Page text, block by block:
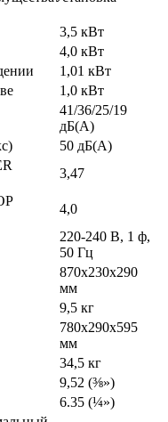
3,5 кВт
4,0 кВт
1,01 кВт
1,0 кВт
41/36/25/19
дБ(А)
50 дБ(А)
3,47
4,0
220-240 В, 1 ф,
50 Гц
870x230x290
мм
9,5 кг
780x290x595
мм
34,5 кг
9,52 (⅜»)
6.35 (¼»)